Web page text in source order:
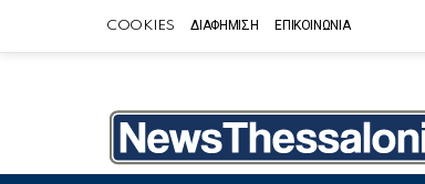
COOKIES ΔΙΑΦΗΜΙΣΗ ΕΠΙΚΟΙΝΩΝΙΑ